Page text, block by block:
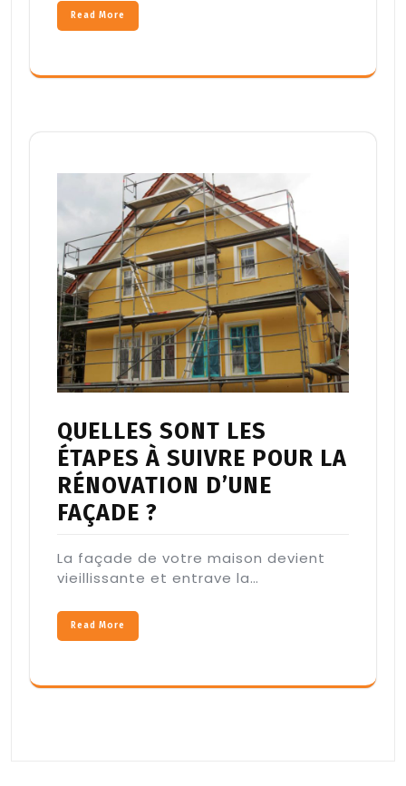
Read More
QUELLES SONT LES
ÉTAPES À SUIVRE POUR LA
RÉNOVATION D’UNE
FAÇADE ?
La façade de votre maison devient
vieillissante et entrave la…
Read More